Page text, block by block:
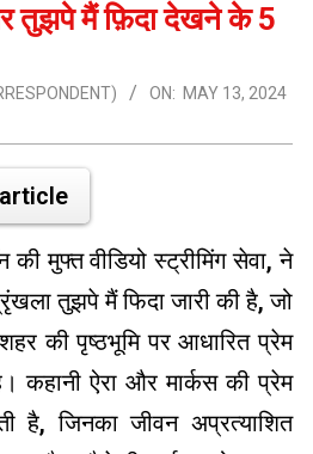
तुझपे मैं फ़िदा देखने के 5
ON: MAY 13, 2024
मुफ्त वीडियो स्ट्रीमिंग सेवा, ने
तुझपे मैं फिदा जारी की है, जो
की पृष्ठभूमि पर आधारित प्रेम
कहानी ऐरा और मार्कस की प्रेम
है, जिनका जीवन अप्रत्याशित